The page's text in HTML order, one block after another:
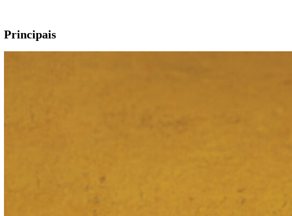
Principais